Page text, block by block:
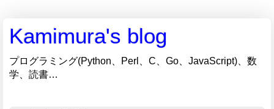
Kamimura's blog
プログラミング(Python、Perl、C、Go、JavaScript)、数
学、読書…